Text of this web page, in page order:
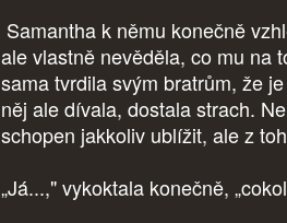
Samantha k němu konečně
ale vlastně nevěděla, co mu na
sama tvrdila svým bratrům, že
něj ale dívala, dostala strach.
schopen jakkoliv ublížit, ale z
„Já...," vykoktala konečně,